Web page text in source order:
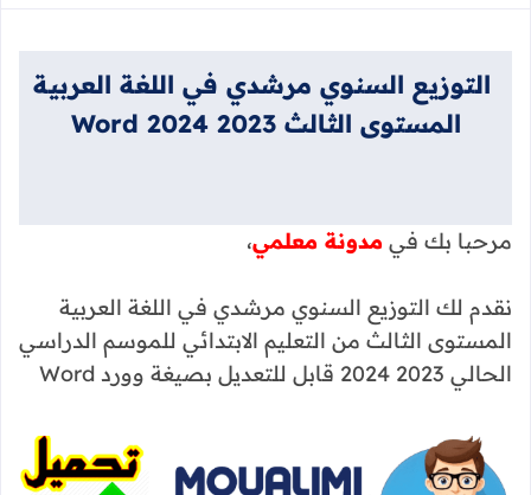
التوزيع السنوي مرشدي في اللغة العربية
المستوى الثالث 2023 2024 Word
مرحبا بك في مدونة معلمي،
نقدم لك التوزيع السنوي مرشدي في اللغة العربية
المستوى الثالث من التعليم الابتدائي للموسم الدراسي
الحالي 2023 2024 قابل للتعديل بصيغة وورد Word